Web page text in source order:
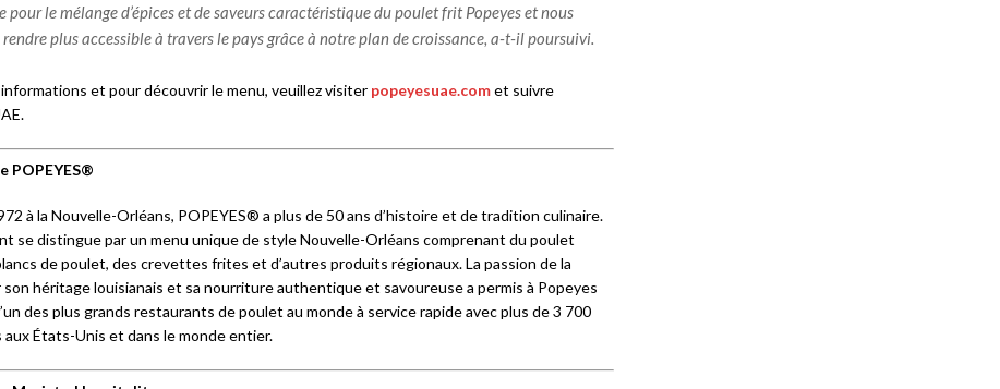
pour le mélange d’épices et de saveurs caractéristique du poulet frit Popeyes et nous
plus accessible à travers le pays grâce à notre plan de croissance, a-t-il poursuivi.
et pour découvrir le menu, veuillez visiter popeyesuae.comet suivre
POPEYES®
à la Nouvelle-Orléans, POPEYES® a plus de 50 ans d’histoire et de tradition culinaire.
se distingue par un menu unique de style Nouvelle-Orléans comprenant du poulet
de poulet, des crevettes frites et d’autres produits régionaux. La passion de la
son héritage louisianais et sa nourriture authentique et savoureuse a permis à Popeyes
des plus grands restaurants de poulet au monde à service rapide avec plus de 3 700
États-Unis et dans le monde entier.